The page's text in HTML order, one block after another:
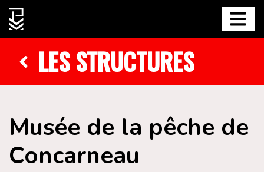
LES STRUCTURES
Musée de la pêche de
Concarneau